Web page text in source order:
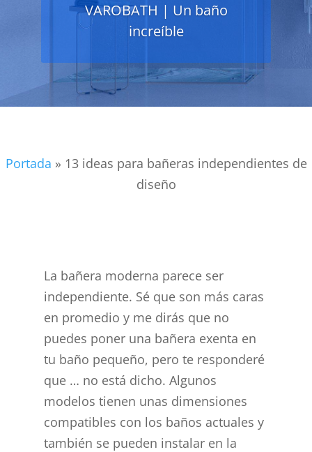
VAROBATH | Un baño
increíble
Portada » 13 ideas para bañeras independientes de
diseño
La bañera moderna parece ser
independiente. Sé que son más caras
en promedio y me dirás que no
puedes poner una bañera exenta en
tu baño pequeño, pero te responderé
que … no está dicho. Algunos
modelos tienen unas dimensiones
compatibles con los baños actuales y
también se pueden instalar en la